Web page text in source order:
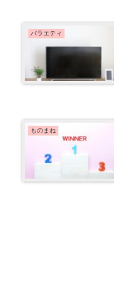
バラエティ
ものまね